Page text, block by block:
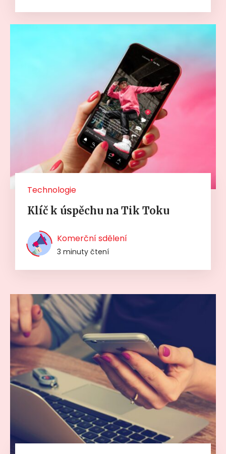
Technologie
Klíč k úspěchu na Tik Toku
Komerční sdělení
3 minuty čtení